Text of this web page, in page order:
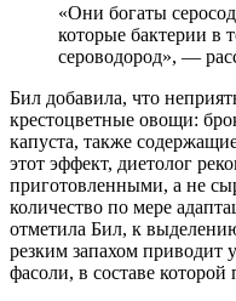
«Они богаты
которые бактерии в
сероводород», —
Бил добавила, что
крестоцветные овощи:
капуста, также
этот эффект, диетолог
приготовленными, а не
количество по мере
отметила Бил, к
резким запахом приводит
фасоли, в составе